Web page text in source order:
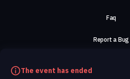
The event has ended
Faq
Report a Bug